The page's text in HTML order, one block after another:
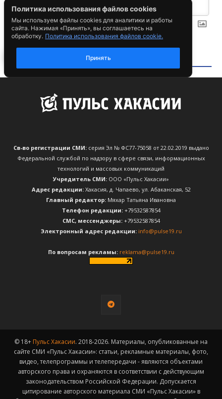
Св-во регистрации СМИ:серия Эл № ФС77-75058 от 22.02.2019 выдано
Федеральной службой по надзору в сфере связи, информационных
технологий и массовых коммуникаций
Учредитель СМИ: ООО «Пульс Хакасии»
Адрес редакции:Хакасия, д. Чапаево, ул. Абаканская, 52
Главный редактор: Мяхар Татьяна Ивановна
Телефон редакции:+79532587854
CМС, мессенджеры:+79532587854
Электронный адрес редакции: info@pulse19.ru
По вопросам рекламы: reklama@pulse19.ru
© 18+ Пульс Хакасии. 2018-2026. Материалы, опубликованные на
сайте СМИ «Пульс Хакасии»: статьи, рекламные материалы, фото,
видео, телепрограммы и телепередачи - являются объектами
авторского права и охраняются в соответствии с действующим
законодательством Российской Федерации. Допускается
цитирование авторского материала СМИ «Пульс Хакасии» в